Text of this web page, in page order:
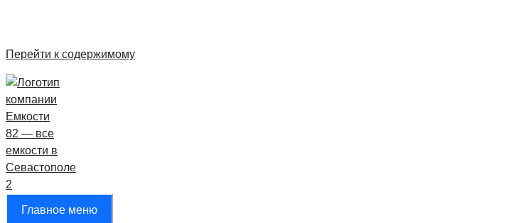
Перейти к содержимому
Главное меню